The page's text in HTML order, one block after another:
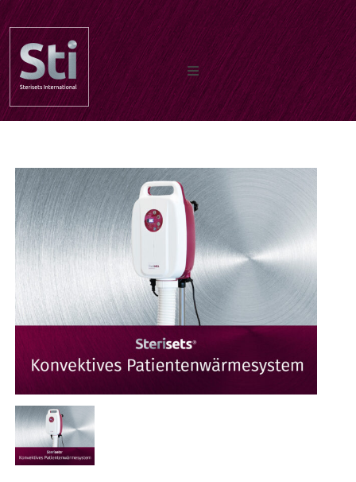
Home
Unsere produkte
Dokumente
Über uns
Kontakt